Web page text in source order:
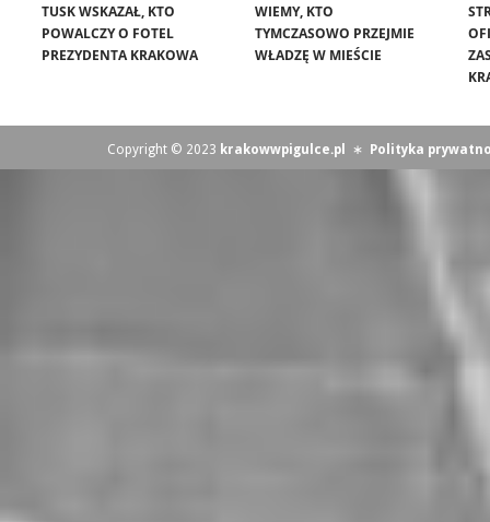
TUSK WSKAZAŁ, KTO
POWALCZY O FOTEL
PREZYDENTA KRAKOWA
WIEMY, KTO
TYMCZASOWO PRZEJMIE
WŁADZĘ W MIEŚCIE
Copyright © 2023 krakowwpigulce.pl ∗ Polityka